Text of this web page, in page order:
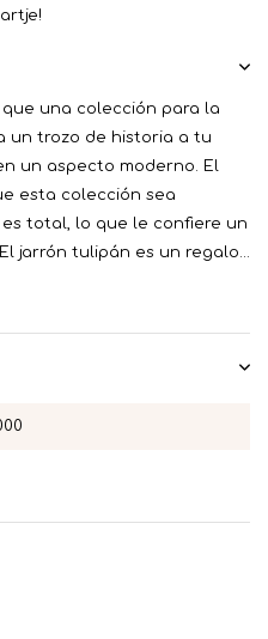
que una colección para la
un trozo de historia a tu
un aspecto moderno. El
esta colección sea
total, lo que le confiere un
jarrón tulipán es un regalo...